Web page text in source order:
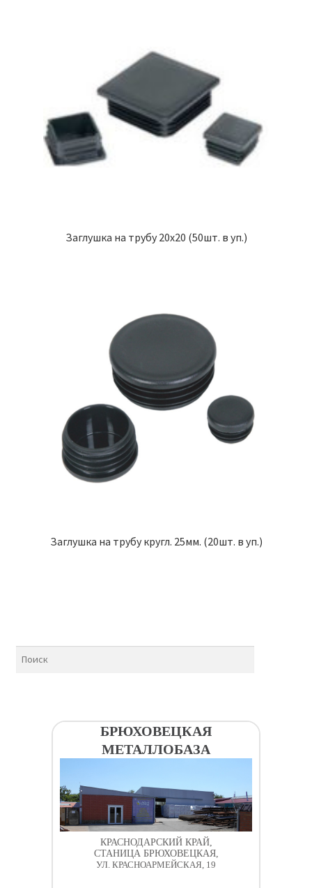
Заглушка на трубу 20х20 (50шт. в уп.)
Заглушка на трубу кругл. 25мм. (20шт. в уп.)
БРЮХОВЕЦКАЯ
МЕТАЛЛОБАЗА
КРАСНОДАРСКИЙ КРАЙ,
СТАНИЦА БРЮХОВЕЦКАЯ,
УЛ. КРАСНОАРМЕЙСКАЯ, 19